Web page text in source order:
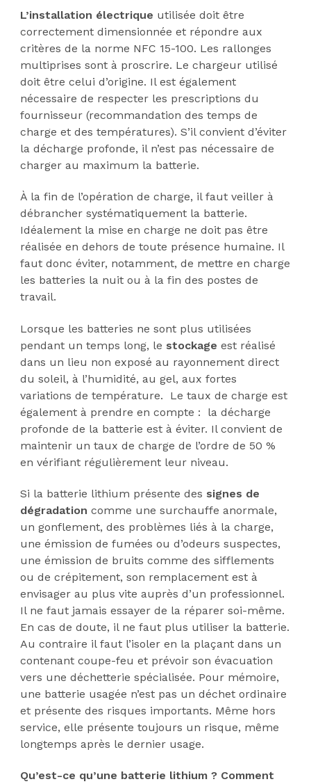
L’installation électrique utilisée doit être
correctement dimensionnée et répondre aux
critères de la norme NFC 15-100. Les rallonges
multiprises sont à proscrire. Le chargeur utilisé
doit être celui d’origine. Il est également
nécessaire de respecter les prescriptions du
fournisseur (recommandation des temps de
charge et des températures). S’il convient d’éviter
la décharge profonde, il n’est pas nécessaire de
charger au maximum la batterie.
À la fin de l’opération de charge, il faut veiller à
débrancher systématiquement la batterie.
Idéalement la mise en charge ne doit pas être
réalisée en dehors de toute présence humaine. Il
faut donc éviter, notamment, de mettre en charge
les batteries la nuit ou à la fin des postes de
travail.
Lorsque les batteries ne sont plus utilisées
pendant un temps long, le stockage est réalisé
dans un lieu non exposé au rayonnement direct
du soleil, à l’humidité, au gel, aux fortes
variations de température. Le taux de charge est
également à prendre en compte : la décharge
profonde de la batterie est à éviter. Il convient de
maintenir un taux de charge de l’ordre de 50 %
en vérifiant régulièrement leur niveau.
Si la batterie lithium présente des signes de
dégradation comme une surchauffe anormale,
un gonflement, des problèmes liés à la charge,
une émission de fumées ou d’odeurs suspectes,
une émission de bruits comme des sifflements
ou de crépitement, son remplacement est à
envisager au plus vite auprès d’un professionnel.
Il ne faut jamais essayer de la réparer soi-même.
En cas de doute, il ne faut plus utiliser la batterie.
Au contraire il faut l’isoler en la plaçant dans un
contenant coupe-feu et prévoir son évacuation
vers une déchetterie spécialisée. Pour mémoire,
une batterie usagée n’est pas un déchet ordinaire
et présente des risques importants. Même hors
service, elle présente toujours un risque, même
longtemps après le dernier usage.
Qu’est-ce qu’une batterie lithium ? Comment